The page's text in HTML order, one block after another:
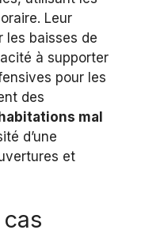
Leur
les baisses de
à supporter
pour les
des
mal
d’une
et